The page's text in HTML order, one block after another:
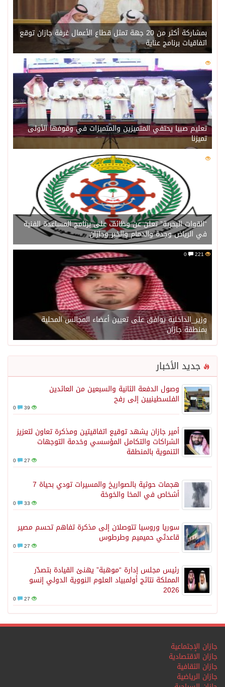
بمشاركة أكثر من 20 جهة تمثل قطاع الأعمال غرفة جازان توقع
اتفاقيات برنامج عناية
227
تعليم صبيا يحتفي المتميزين والمتميزات في وقوفها الأولى
تميزنا
221
“القوات البحرية” تعلن عن وظائف على برنامج المساعدة الفنية
في الرياض وجدة والدمام والخبر وجازان
221
وزير_الداخلية يوافق على تعيين أعضاء المجالس المحلية
بمنطقة جازان
جديد الأخبار
وصول الدفعة الثانية والسبعين من العائدين
الفلسطينيين إلى رفح
39
أمير جازان يشهد توقيع اتفاقيتين ومذكرة تعاون لتعزيز
الشراكات والتكامل المؤسسي وخدمة التوجهات
التنموية بالمنطقة
27
هجمات حوثية بالصواريخ والمسيرات تودي بحياة 7
أشخاص في المخا والخوخة
33
سوريا وروسيا تتوصلان إلى مذكرة تفاهم تحسم مصير
قاعدتَي حميميم وطرطوس
27
رئيس مجلس إدارة “موهبة” يهنئ القيادة بتصدّر
المملكة نتائج أولمبياد العلوم النووية الدولي إنسو
2026
27
جازان الإجتماعية
جازان الاقتصادية
جازان الثقافية
جازان الرياضية